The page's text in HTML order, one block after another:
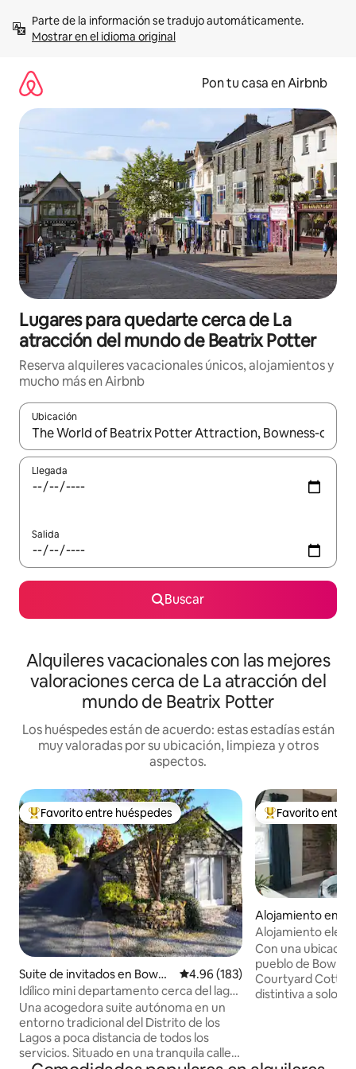
contenidoMostrar en el idioma original
Pon tu casa en Airbnb
Lugares para quedarte cerca de La
atracción del mundo de Beatrix Potter
Reserva alquileres vacacionales únicos, alojamientos y
mucho más en Airbnb
Ubicación
Cuando los resultados estén disponibles, navega con las
Llegada
Salida
Buscar
Alquileres vacacionales con las mejores
valoraciones cerca de La atracción del
mundo de Beatrix Potter
Los huéspedes están de acuerdo: estas estadías están
muy valoradas por su ubicación, limpieza y otros
aspectos.
Favorito entre huéspedes preferido
Favorito entre huéspedes
Suite de invitados en Bowne
ss-on-Windermere
Calificación promedio: 4.96 de
4.96 (183)
Idílico mini departamento cerca del lago
Windermere
Una acogedora suite autónoma en un
entorno tradicional del Distrito de los
Lagos a poca distancia de todos los
servicios. Situado en una tranquila calle
Favorito entre
Favorito entre
Alojamiento en
n-Windermere
Alojamiento
con
Con una
pueblo de
Courtyard
distintiva a solo 5